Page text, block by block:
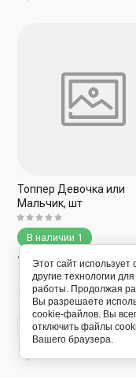
Топпер Девочка или
Мальчик, шт
В наличии 1
130 руб.
К сравнению
Этот сайт
другие технологии
работы. Продолжая
Вы разрешаете
cookie-файлов. Вы
отключить файлы
Вашего браузера.